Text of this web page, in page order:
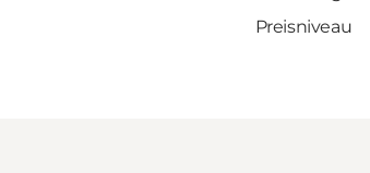
Preisniveau